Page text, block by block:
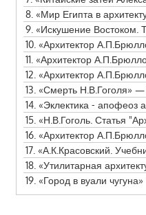
8. «Мир Египта в архитектуре
9. «Искушение Востоком.
10. «Архитектор А.П.Брюллов.
11. «Архитектор А.П.Брюллов. Лютеранская
12. «Архитектор А.П.Брюллов.
13. «Смерть Н.В.Гоголя» —
14. «Эклектика - апофеоз
15. «Н.В.Гоголь. Статья
16. «Архитектор А.П.Брюллов.
17. «А.К.Красовский. Учебник
18. «Утилитарная
19. «Город в вуали чугуна»